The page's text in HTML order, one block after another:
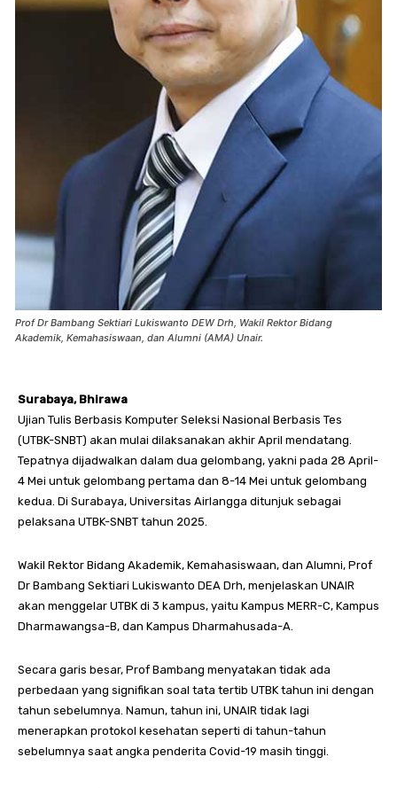
Prof Dr Bambang Sektiari Lukiswanto DEW Drh, Wakil Rektor Bidang
Akademik, Kemahasiswaan, dan Alumni (AMA) Unair.
Surabaya, Bhirawa
Ujian Tulis Berbasis Komputer Seleksi Nasional Berbasis Tes
(UTBK-SNBT) akan mulai dilaksanakan akhir April mendatang.
Tepatnya dijadwalkan dalam dua gelombang, yakni pada 28 April-
4 Mei untuk gelombang pertama dan 8-14 Mei untuk gelombang
kedua. Di Surabaya, Universitas Airlangga ditunjuk sebagai
pelaksana UTBK-SNBT tahun 2025.
Wakil Rektor Bidang Akademik, Kemahasiswaan, dan Alumni, Prof
Dr Bambang Sektiari Lukiswanto DEA Drh, menjelaskan UNAIR
akan menggelar UTBK di 3 kampus, yaitu Kampus MERR-C, Kampus
Dharmawangsa-B, dan Kampus Dharmahusada-A.
Secara garis besar, Prof Bambang menyatakan tidak ada
perbedaan yang signifikan soal tata tertib UTBK tahun ini dengan
tahun sebelumnya. Namun, tahun ini, UNAIR tidak lagi
menerapkan protokol kesehatan seperti di tahun-tahun
sebelumnya saat angka penderita Covid-19 masih tinggi.